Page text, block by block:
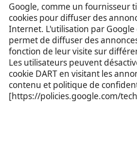
Google, comme un fournisseur
cookies pour diffuser des
Internet. L'utilisation par Google
permet de diffuser des
fonction de leur visite sur
Les utilisateurs peuvent
cookie DART en visitant les
contenu et politique de
[https://policies.google.com/